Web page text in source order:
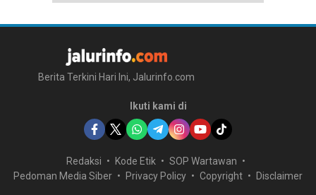
Berita Terkini Hari Ini, Jalurinfo.com
Ikuti kami di
Redaksi Kode Etik
SOP Wartawan
Pedoman Media Siber
Privacy Policy Copyright Disclaimer